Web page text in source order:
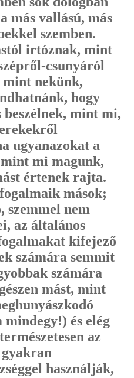
más vallású, más
szemben.
irtóznak, mint
csunyáról
mint nekünk,
hogy
beszélnek, mint mi,
ugyanazokat a
mi magunk,
értenek rajta.
mások;
szemmel nem
az általános
kifejező
számára semmit
számára
mást, mint
mindegy!) és elég
az
használják,